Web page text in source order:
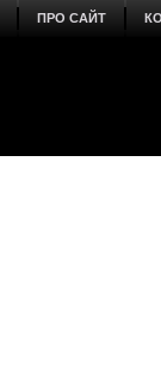
ПРО САЙТ